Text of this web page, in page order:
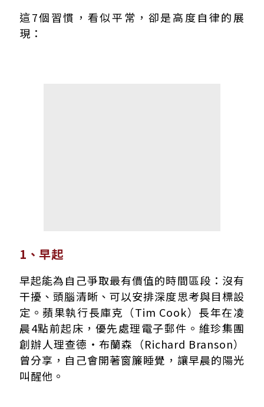
這7個習慣，看似平常，卻是高度自律的展
現：
1、早起
早起能為自己爭取最有價值的時間區段：沒有
干擾、頭腦清晰、可以安排深度思考與目標設
定。蘋果執行長庫克（Tim Cook）長年在凌
晨4點前起床，優先處理電子郵件。維珍集團
創辦人理查德・布蘭森（Richard Branson）
曾分享，自己會開著窗簾睡覺，讓早晨的陽光
叫醒他。